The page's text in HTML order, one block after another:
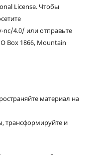
License. Чтобы
4.0/ или отправьте
Box 1866, Mountain
материал на
трансформируйте и